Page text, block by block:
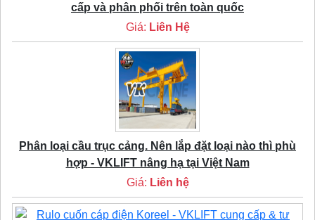
cấp và phân phối trên toàn quốc
Giá: Liên Hệ
Phân loại cầu trục cảng. Nên lắp đặt loại nào thì phù
hợp - VKLIFT nâng hạ tại Việt Nam
Giá: Liên hệ